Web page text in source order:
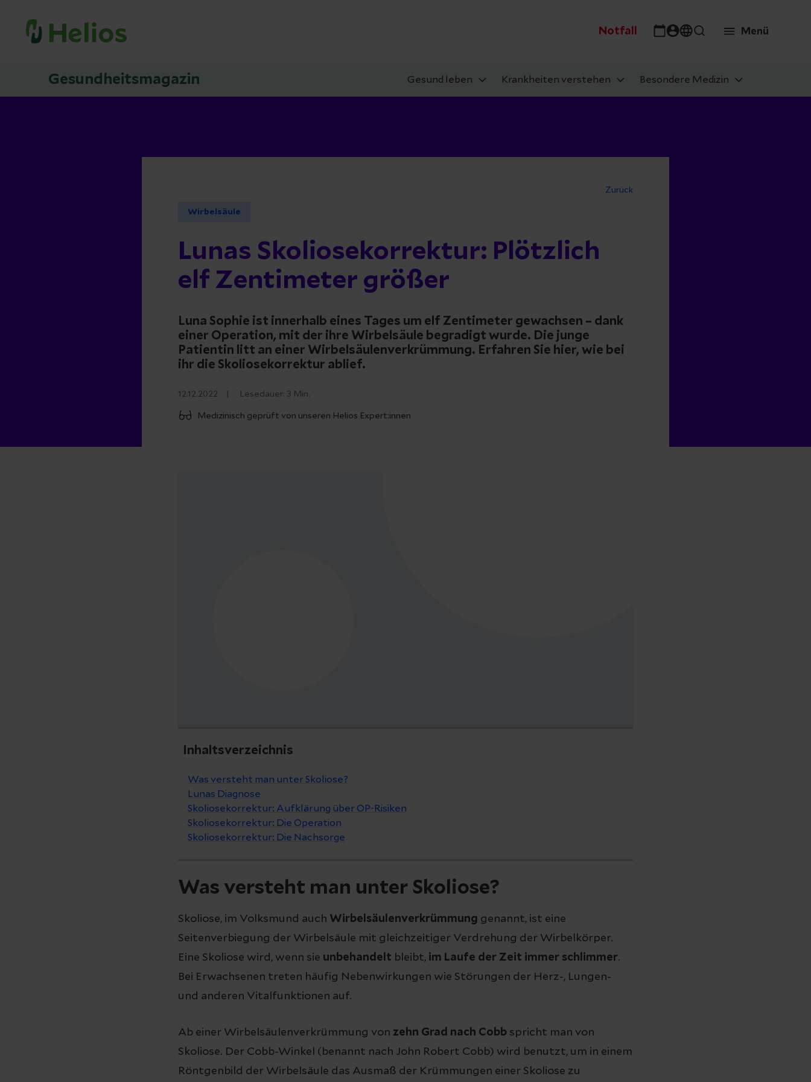
Notfall Menü
Gesundheitsmagazin Gesund leben Krankheiten verstehen Besondere Medizin
Zurück
Wirbelsäule
Lunas Skoliosekorrektur: Plötzlich
elf Zentimeter größer
Luna Sophie ist innerhalb eines Tages um elf Zentimeter gewachsen – dank
einer Operation, mit der ihre Wirbelsäule begradigt wurde. Die junge
Patientin litt an einer Wirbelsäulenverkrümmung. Erfahren Sie hier, wie bei
ihr die Skoliosekorrektur ablief.
12.12.2022 Lesedauer: 3 Min.
Medizinisch geprüft von unseren Helios Expert:innen
Inhaltsverzeichnis
Was versteht man unter Skoliose?
Lunas Diagnose
Skoliosekorrektur: Aufklärung über OP-Risiken
Skoliosekorrektur: Die Operation
Skoliosekorrektur: Die Nachsorge
Was versteht man unter Skoliose?
Skoliose, im Volksmund auch Wirbelsäulenverkrümmung genannt, ist eine
Seitenverbiegung der Wirbelsäule mit gleichzeitiger Verdrehung der Wirbelkörper.
Eine Skoliose wird, wenn sie unbehandelt bleibt, im Laufe der Zeit immer schlimmer.
Bei Erwachsenen treten häufig Nebenwirkungen wie Störungen der Herz-, Lungen-
und anderen Vitalfunktionen auf.
Ab einer Wirbelsäulenverkrümmung von zehn Grad nach Cobb spricht man von
Skoliose. Der Cobb-Winkel (benannt nach John Robert Cobb) wird benutzt, um in einem
Röntgenbild der Wirbelsäule das Ausmaß der Krümmungen einer Skoliose zu